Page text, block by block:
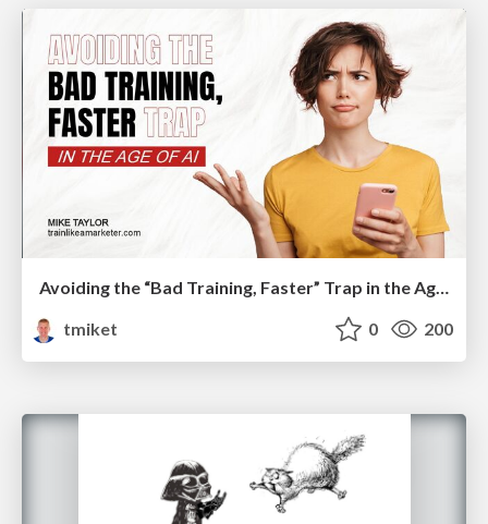
Avoiding the “Bad Training, Faster” Trap in the Age of AI
tmiket
0 200